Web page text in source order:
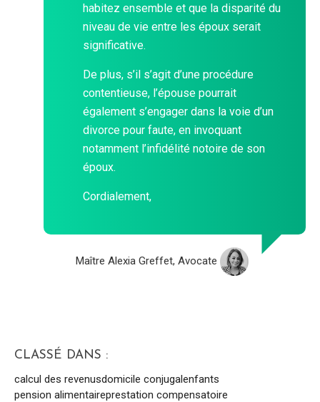
habitez ensemble et que la disparité du
niveau de vie entre les époux serait
significative.
De plus, s’il s’agit d’une procédure
contentieuse, l’épouse pourrait
également s’engager dans la voie d’un
divorce pour faute, en invoquant
notamment l’infidélité notoire de son
époux.
Cordialement,
Maître Alexia Greffet, Avocate
CLASSÉ DANS :
calcul des revenusdomicile conjugalenfants
pension alimentaireprestation compensatoire